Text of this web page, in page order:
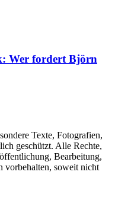
Wer fordert Björn
Texte, Fotografien,
geschützt. Alle Rechte,
Bearbeitung,
vorbehalten, soweit nicht